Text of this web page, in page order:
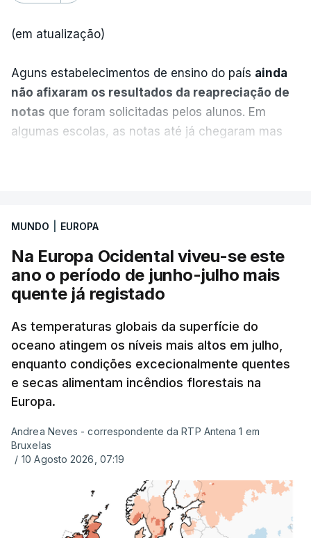
(em atualização)
Aguns estabelecimentos de ensino do país ainda
não afixaram os resultados da reapreciação de
notas que foram solicitadas pelos alunos. Em
algumas escolas, as notas até já chegaram mas
tinha chegado o resultado de
exames, mas ainda não tinham sido afixados.
Alguns encarregados de educação e alunos foram
até à escola para ver o resultado mas ainda não
tinha sido divulgado. Alguns pais apontam
incorreções e aguardam a atualização na
plataforma Inovar.
ERRO100
ERROR ON HTML5 MEDIA ELEMENT
ESTE CONTEÚDO ESTÁ NESTE
MOMENTO INDISPONÍVEL
MUNDO EUROPA
Na Europa Ocidental viveu-se este
ano o período de junho-julho mais
quente já registado
As temperaturas globais da superfície do
oceano atingem os níveis mais altos em julho,
enquanto condições excecionalmente quentes
e secas alimentam incêndios florestais na
Europa.
Andrea Neves - correspondente da RTP Antena 1 em
Bruxelas
/ 10 Agosto 2026, 07:19